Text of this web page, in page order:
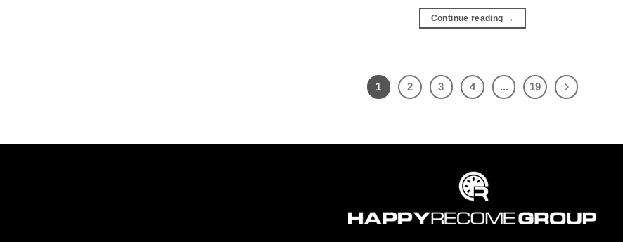
Continue reading →
1 2 3 4 ... 19